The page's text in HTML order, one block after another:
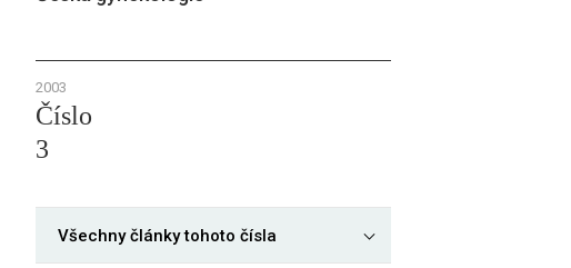
2003
Číslo
3
Všechny články tohoto čísla